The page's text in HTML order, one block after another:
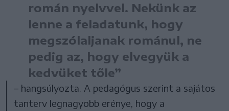
román nyelvvel. Nekünk az
lenne a feladatunk, hogy
megszólaljanak románul, ne
pedig az, hogy elvegyük a
kedvüket tőle”
– hangsúlyozta. A pedagógus szerint a sajátos
tanterv legnagyobb erénye, hogy a